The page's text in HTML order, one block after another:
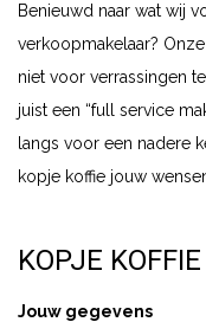
Benieuwd naar wat wij
verkoopmakelaar?
niet voor verrassingen
juist een “full service
langs voor een nadere
kopje koffie jouw
KOPJE
Jouw gegevens